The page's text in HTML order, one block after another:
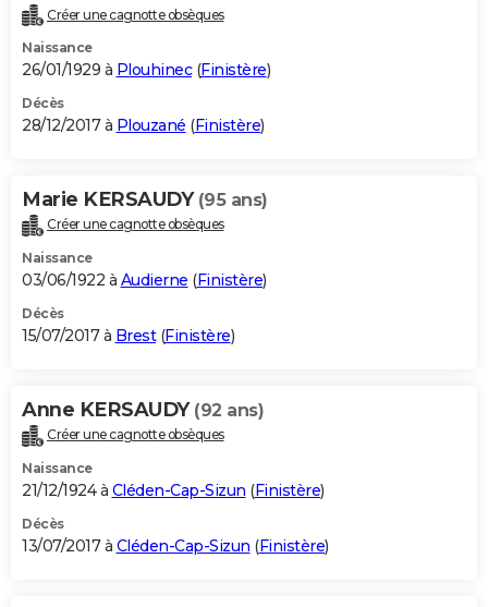
Créer une cagnotte obsèques
Naissance
26/01/1929 à Plouhinec(Finistère)
Décès
28/12/2017 à Plouzané (Finistère)
Marie KERSAUDY (95 ans)
Créer une cagnotte obsèques
Naissance
03/06/1922 à Audierne (Finistère)
Décès
15/07/2017 à Brest(Finistère)
Anne KERSAUDY (92 ans)
Créer une cagnotte obsèques
Naissance
21/12/1924 à Cléden-Cap-Sizun (Finistère)
Décès
13/07/2017 à Cléden-Cap-Sizun (Finistère)